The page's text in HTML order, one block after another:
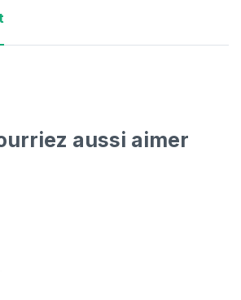
aussi aimer